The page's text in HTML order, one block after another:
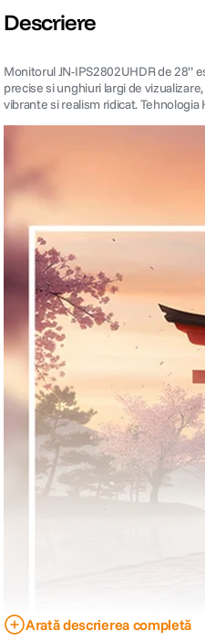
Descriere
Monitorul JN-IPS2802UHDR de 28”
precise si unghiuri largi de
vibrante si realism ridicat.
Arată descrierea completă